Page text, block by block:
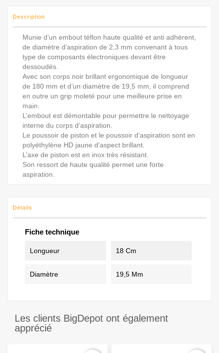
Description
Munie d’un embout téflon haute qualité et anti adhérent,
de diamètre d’aspiration de 2,3 mm convenant à tous
type de composants électroniques devant être
dessoudés.
Avec son corps noir brillant ergonomique de longueur
de 180 mm et d’un diamètre de 19,5 mm, il comprend
en outre un grip moleté pour une meilleure prise en
main.
L’embout est démontable pour permettre le nettoyage
interne du corps d’aspiration.
Le poussoir de piston et le poussoir d’aspiration sont en
polyéthylène HD jaune d’aspect brillant.
L’axe de piston est en inox très résistant.
Son ressort de haute qualité permet une forte
aspiration.
Détails
Fiche technique
Longueur 18 Cm
Diamètre 19,5 Mm
Les clients BigDepot ont également
apprécié